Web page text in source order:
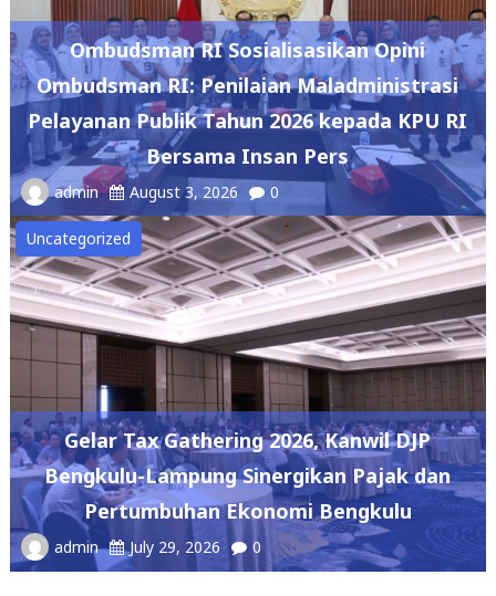
Ombudsman RI Sosialisasikan Opini
Ombudsman RI: Penilaian Maladministrasi
Pelayanan Publik Tahun 2026 kepada KPU RI
Bersama Insan Pers
admin August 3, 2026 0
Uncategorized
Gelar Tax Gathering 2026, Kanwil DJP
Bengkulu-Lampung Sinergikan Pajak dan
Pertumbuhan Ekonomi Bengkulu
admin July 29, 2026 0